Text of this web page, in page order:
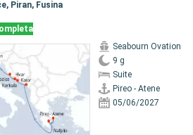
Piran, Fusina
Seabourn Ovation
9 g
Suite
Pireo - Atene
05/06/2027